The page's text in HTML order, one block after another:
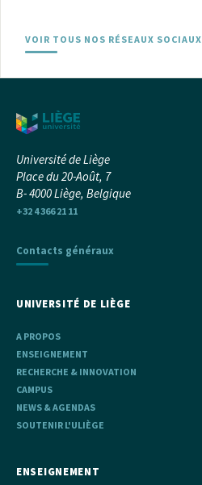
VOIR TOUS NOS RÉSEAUX SOCIAUX
Université de Liège
Place du 20-Août, 7
B- 4000 Liège, Belgique
+32 4 366 21 11
Contacts généraux
UNIVERSITÉ DE LIÈGE
A PROPOS
ENSEIGNEMENT
RECHERCHE & INNOVATION
CAMPUS
NEWS & AGENDAS
SOUTENIR L'ULIÈGE
ENSEIGNEMENT